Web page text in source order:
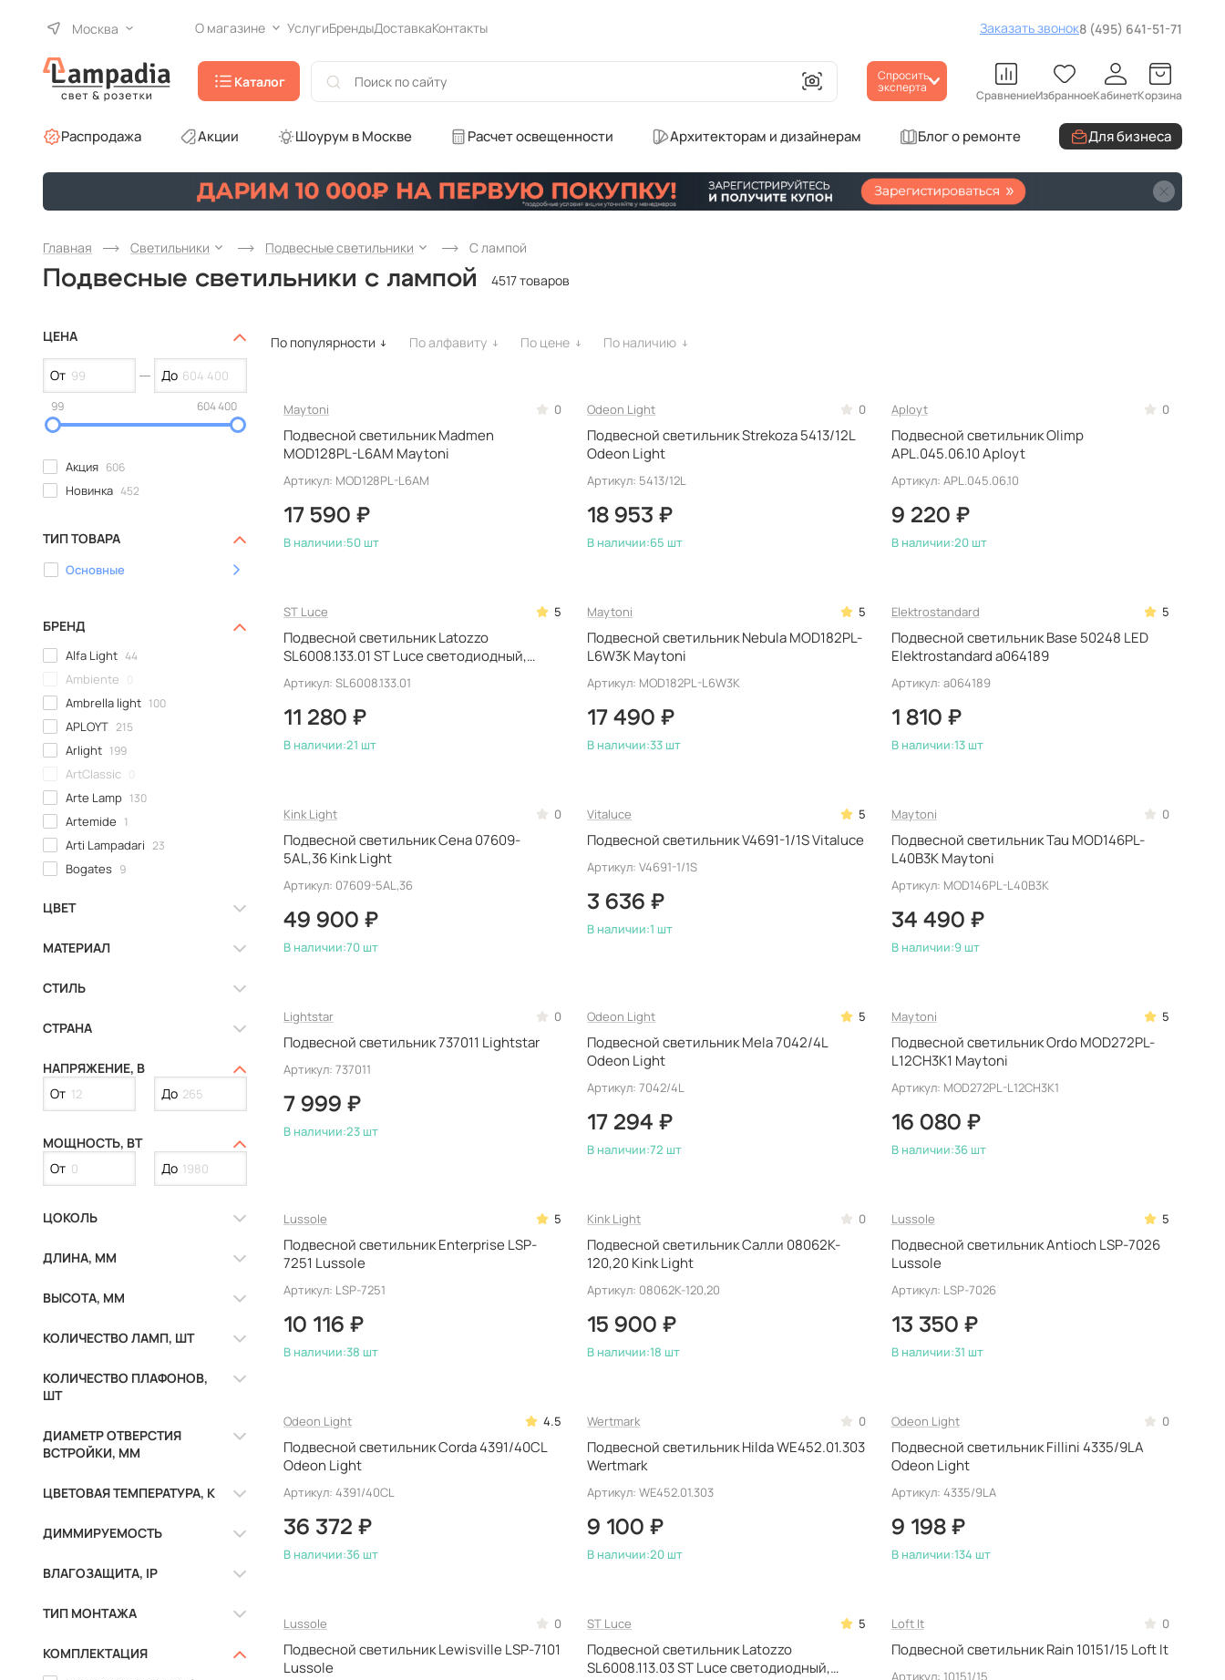
Москва О магазине УслугиБрендыДоставкаКонтакты Заказать звонок8 (495) 641-51-71
Каталог Спросить
эксперта СравнениеИзбранноеКабинетКорзина
Распродажа Акции Шоурум в Москве Расчет освещенности Архитекторам и дизайнерам Блог о ремонте Для бизнеса
Главная Светильники Подвесные светильники С лампой
Подвесные светильники с лампой 4517 товаров
По популярности По алфавиту По цене По наличию
Maytoni 0
Подвесной светильник Madmen
MOD128PL-L6AM Maytoni
Артикул: MOD128PL-L6AM
17 590 ₽
В наличии:50 шт
Odeon Light 0
Подвесной светильник Strekoza 5413/12L
Odeon Light
Артикул: 5413/12L
18 953 ₽
В наличии:65 шт
Aployt 0
Подвесной светильник Olimp
APL.045.06.10 Aployt
Артикул: APL.045.06.10
9 220 ₽
В наличии:20 шт
ST Luce 5
Подвесной светильник Latozzo
SL6008.133.01 ST Luce светодиодный,
итальянский
Артикул: SL6008.133.01
11 280 ₽
В наличии:21 шт
Maytoni 5
Подвесной светильник Nebula MOD182PL-
L6W3K Maytoni
Артикул: MOD182PL-L6W3K
17 490 ₽
В наличии:33 шт
Elektrostandard 5
Подвесной светильник Base 50248 LED
Elektrostandard a064189
Артикул: a064189
1 810 ₽
В наличии:13 шт
Kink Light 0
Подвесной светильник Сена 07609-
5AL,36 Kink Light
Артикул: 07609-5AL,36
49 900 ₽
В наличии:70 шт
Vitaluce 5
Подвесной светильник V4691-1/1S Vitaluce
Артикул: V4691-1/1S
3 636 ₽
В наличии:1 шт
Maytoni 0
Подвесной светильник Tau MOD146PL-
L40B3K Maytoni
Артикул: MOD146PL-L40B3K
34 490 ₽
В наличии:9 шт
Lightstar 0
Подвесной светильник 737011 Lightstar
Артикул: 737011
7 999 ₽
В наличии:23 шт
Odeon Light 5
Подвесной светильник Mela 7042/4L
Odeon Light
Артикул: 7042/4L
17 294 ₽
В наличии:72 шт
Maytoni 5
Подвесной светильник Ordo MOD272PL-
L12CH3K1 Maytoni
Артикул: MOD272PL-L12CH3K1
16 080 ₽
В наличии:36 шт
Lussole 5
Подвесной светильник Enterprise LSP-
7251 Lussole
Артикул: LSP-7251
10 116 ₽
В наличии:38 шт
Kink Light 0
Подвесной светильник Салли 08062K-
120,20 Kink Light
Артикул: 08062K-120,20
15 900 ₽
В наличии:18 шт
Lussole 5
Подвесной светильник Antioch LSP-7026
Lussole
Артикул: LSP-7026
13 350 ₽
В наличии:31 шт
Odeon Light 4.5
Подвесной светильник Corda 4391/40CL
Odeon Light
Артикул: 4391/40CL
36 372 ₽
В наличии:36 шт
Wertmark 0
Подвесной светильник Hilda WE452.01.303
Wertmark
Артикул: WE452.01.303
9 100 ₽
В наличии:20 шт
Odeon Light 0
Подвесной светильник Fillini 4335/9LA
Odeon Light
Артикул: 4335/9LA
9 198 ₽
В наличии:134 шт
Lussole 0
Подвесной светильник Lewisville LSP-7101
Lussole
ST Luce 5
Подвесной светильник Latozzo
SL6008.113.03 ST Luce светодиодный,
Loft It 0
Подвесной светильник Rain 10151/15 Loft It
Артикул: 10151/15
ЦЕНА
От До
99 604 400
Акция 606
Новинка 452
ТИП ТОВАРА
Основные
БРЕНД
Alfa Light 44
Ambiente
Ambrella light 100
APLOYT 215
Arlight 199
ArtClassic
Arte Lamp 130
Artemide 1
Arti Lampadari 23
Bogates 9
Brilliant
Covali 0
De Markt
Delight Collection
Dio D`arte 6
Eichholtz 0
Elektrostandard 78
Evoluce
Favourite
Feron 12
Ideal Lux 6
iLamp 1
Illuminati 16
Italline 33
Kink Light 229
Loft IT 287
ЦВЕТ
МАТЕРИАЛ
СТИЛЬ
СТРАНА
НАПРЯЖЕНИЕ, В
От
До
МОЩНОСТЬ, ВТ
От
До
ЦОКОЛЬ
ДЛИНА, ММ
ВЫСОТА, ММ
КОЛИЧЕСТВО ЛАМП, ШТ
КОЛИЧЕСТВО ПЛАФОНОВ,
ШТ
ДИАМЕТР ОТВЕРСТИЯ
ВСТРОЙКИ, ММ
ЦВЕТОВАЯ ТЕМПЕРАТУРА, К
ДИММИРУЕМОСТЬ
ВЛАГОЗАЩИТА, IP
ТИП МОНТАЖА
КОМПЛЕКТАЦИЯ